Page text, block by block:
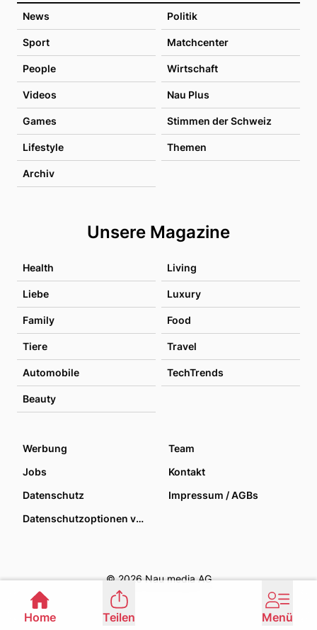
News Politik
Sport Matchcenter
People Wirtschaft
Videos Nau Plus
Games Stimmen der Schweiz
Lifestyle Themen
Archiv
Unsere Magazine
Health Living
Liebe Luxury
Family Food
Tiere Travel
Automobile TechTrends
Beauty
Werbung
Team
Jobs
Kontakt
Datenschutz
Impressum / AGBs
Datenschutzoptionen verwalten
© 2026 Nau media AG
Home Teilen Menü